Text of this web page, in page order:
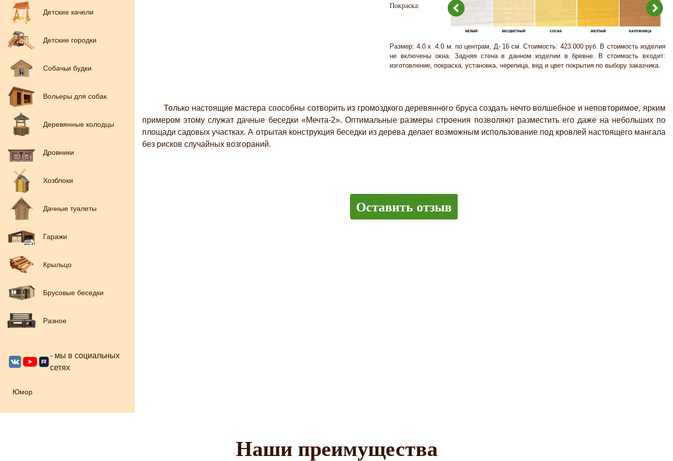
Детские качели
Детские городки
Собачьи будки
Вольеры для собак
Деревянные колодцы
Дровники
Хозблоки
Дачные туалеты
Гаражи
Крыльцо
Брусовые беседки
Разное
- мы в социальных
сетях
Юмор
Покраска:
Размер: 4.0 х .4.0 м. по центрам, Д- 16 см. Стоимость: 423.000 руб. В стоимость изделия
не включены окна. Задняя стена в данном изделии в бревне. В стоимость входит:
изготовление, покраска, установка, черепица, вид и цвет покрытия по выбору заказчика.
Только настоящие мастера способны сотворить из громоздкого деревянного бруса создать нечто волшебное и неповторимое, ярким
примером этому служат дачные беседки «Мечта-2». Оптимальные размеры строения позволяют разместить его даже на небольших по
площади садовых участках. А отрытая конструкция беседки из дерева делает возможным использование под кровлей настоящего мангала
без рисков случайных возгораний.
Оставить отзыв
Наши преимущества